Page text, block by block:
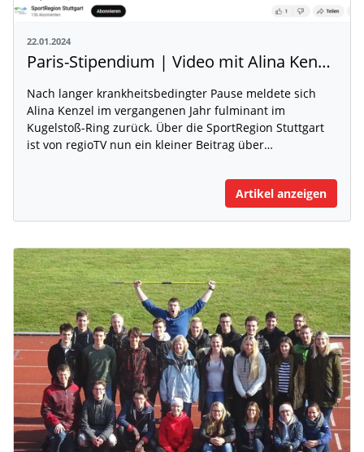
22.01.2024
Paris-Stipendium | Video mit Alina Kenzel
Nach langer krankheitsbedingter Pause meldete sich
Alina Kenzel im vergangenen Jahr fulminant im
Kugelstoß-Ring zurück. Über die SportRegion Stuttgart
ist von regioTV nun ein kleiner Beitrag über…
Artikel anzeigen